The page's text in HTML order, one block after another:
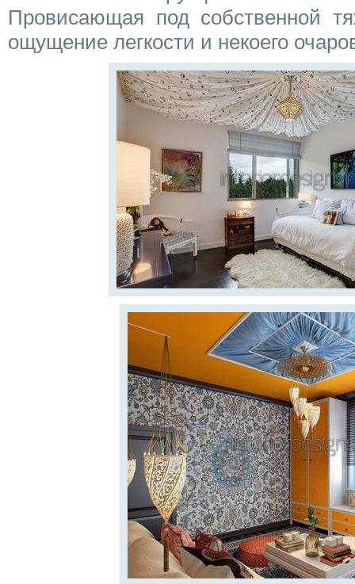
Провисающая под собственной
ощущение легкости и некоего